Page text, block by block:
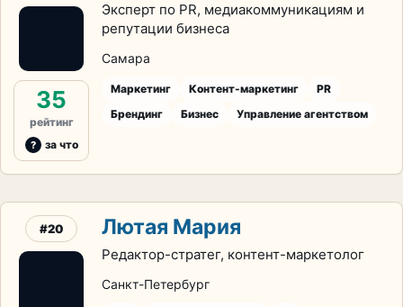
35
рейтинг
за что
Эксперт по PR, медиакоммуникациям и
репутации бизнеса
Самара
Маркетинг Контент-маркетинг
PR
Брендинг
Бизнес Управление агентством
#20 Лютая Мария
Редактор-стратег, контент-маркетолог
Санкт-Петербург